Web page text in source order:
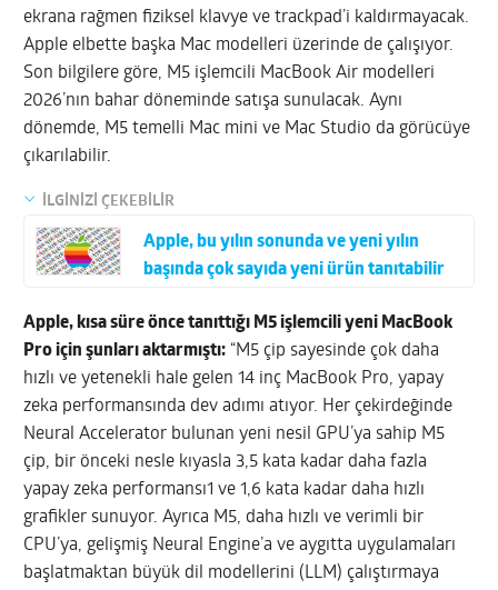
ekrana rağmen fiziksel klavye ve trackpad’i kaldırmayacak.
Apple elbette başka Mac modelleri üzerinde de çalışıyor.
Son bilgilere göre, M5 işlemcili MacBook Air modelleri
2026’nın bahar döneminde satışa sunulacak. Aynı
dönemde, M5 temelli Mac mini ve Mac Studio da görücüye
çıkarılabilir.
İLGİNİZİ ÇEKEBİLİR
Apple, bu yılın sonunda ve yeni yılın
başında çok sayıda yeni ürün tanıtabilir
Apple, kısa süre önce tanıttığı M5 işlemcili yeni MacBook
Pro için şunları aktarmıştı: “M5 çip sayesinde çok daha
hızlı ve yetenekli hale gelen 14 inç MacBook Pro, yapay
zeka performansında dev adımı atıyor. Her çekirdeğinde
Neural Accelerator bulunan yeni nesil GPU’ya sahip M5
çip, bir önceki nesle kıyasla 3,5 kata kadar daha fazla
yapay zeka performansı1 ve 1,6 kata kadar daha hızlı
grafikler sunuyor. Ayrıca M5, daha hızlı ve verimli bir
CPU’ya, gelişmiş Neural Engine’a ve aygıtta uygulamaları
başlatmaktan büyük dil modellerini (LLM) çalıştırmaya